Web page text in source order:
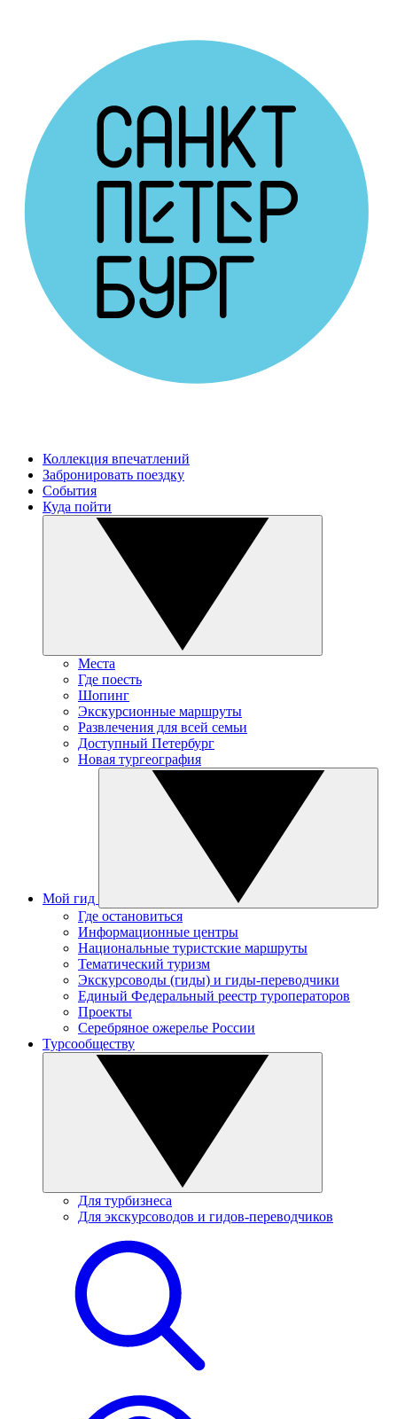
Коллекция впечатлений
Забронировать поездку
События
Куда пойти
Места
Где поесть
Шопинг
Экскурсионные маршруты
Развлечения для всей семьи
Доступный Петербург
Новая тургеография
Мой гид
Где остановиться
Информационные центры
Национальные туристские маршруты
Тематический туризм
Экскурсоводы (гиды) и гиды-переводчики
Единый Федеральный реестр туроператоров
Проекты
Серебряное ожерелье России
Турсообществу
Для турбизнеса
Для экскурсоводов и гидов-переводчиков